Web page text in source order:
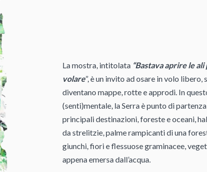
La mostra, intitolata “Bastava aprire le
volare”, è un invito ad osare in volo libero,
diventano mappe, rotte e approdi. In
(senti)mentale, la Serra è punto di
principali destinazioni, foreste e oceani,
da strelitzie, palme rampicanti di una
giunchi, fiori e flessuose graminacee,
appena emersa dall’acqua.